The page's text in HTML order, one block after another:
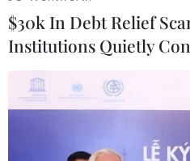
$30k In Debt Relief
Institutions Quietly